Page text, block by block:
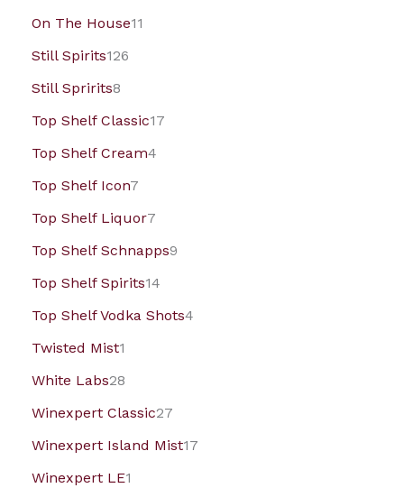
On The House11
Still Spirits126
Still Spririts8
Top Shelf Classic17
Top Shelf Cream4
Top Shelf Icon7
Top Shelf Liquor7
Top Shelf Schnapps9
Top Shelf Spirits14
Top Shelf Vodka Shots4
Twisted Mist1
White Labs28
Winexpert Classic27
Winexpert Island Mist17
Winexpert LE1